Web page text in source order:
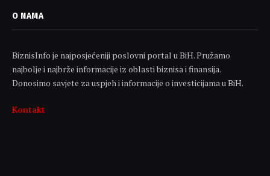
O NAMA
BiznisInfo je najposjećeniji poslovni portal u BiH. Pružamo
najbolje i najbrže informacije iz oblasti biznisa i finansija.
Donosimo savjete za uspjeh i informacije o investicijama u BiH.
Kontakt